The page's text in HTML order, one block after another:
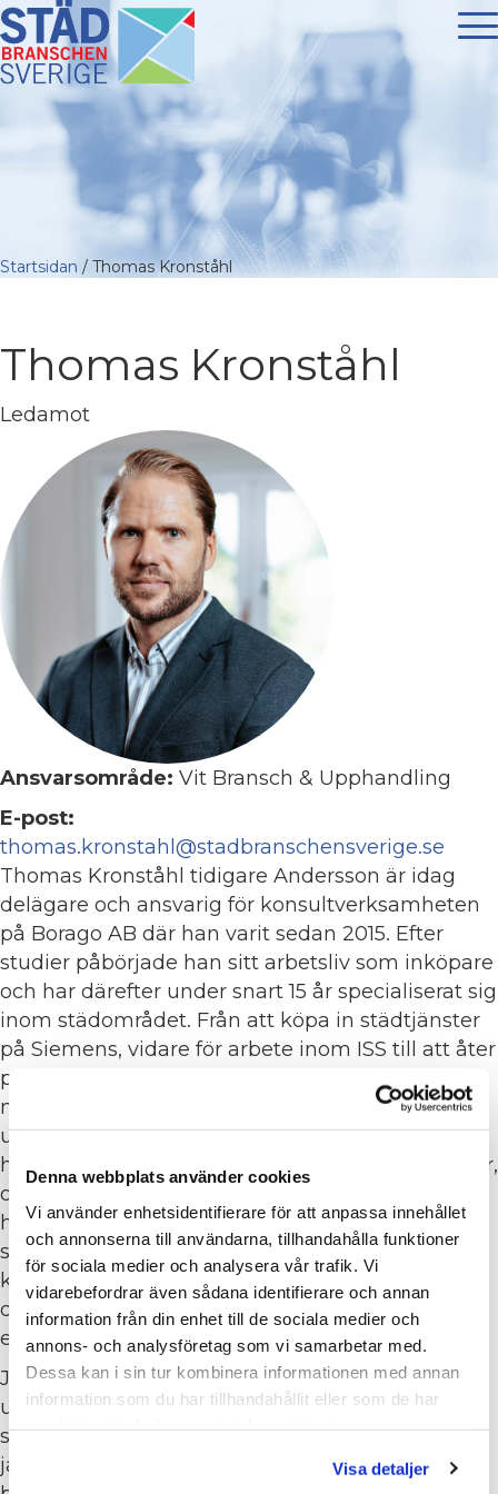
Denna webbplats använder cookies
Vi använder enhetsidentifierare för att anpassa innehållet
och annonserna till användarna, tillhandahålla funktioner
för sociala medier och analysera vår trafik. Vi
vidarebefordrar även sådana identifierare och annan
information från din enhet till de sociala medier och
annons- och analysföretag som vi samarbetar med.
Dessa kan i sin tur kombinera informationen med annan
information som du har tillhandahållit eller som de har
Visa detaljer
Startsidan / Thomas Kronståhl
Thomas Kronståhl
Ledamot
Ansvarsområde: Vit Bransch & Upphandling
E-post:
thomas.kronstahl@stadbranschensverige.se
Thomas Kronståhl tidigare Andersson är idag
delägare och ansvarig för konsultverksamheten
på Borago AB där han varit sedan 2015. Efter
studier påbörjade han sitt arbetsliv som inköpare
och har därefter under snart 15 år specialiserat sig
inom städområdet. Från att köpa in städtjänster
på Siemens, vidare för arbete inom ISS till att åter
på konsultbasis hjälpa upphandlande
myndigheter och privata städbolag med sina
upphandlingar. Förutom upphandlingar arbetar
han dagligen med olika typer av städutredningar,
ofta kopplat till nyckeltal och utvecklar digitala
hjälpmedel för att kunna utvärdera sin
städleverans. Genom sitt arbete med olika
kundgrupper över hela landet och även
deltagande i internationella städprojekt har han
ett brett kontaktnät.
Jag vill genom mina erfarenheter bidra med att
utveckla och skapa en bättre städbransch där
seriösa utförare gynnas. Grunderna till detta tror
jag är en seriös beställare med rätt kompetens,